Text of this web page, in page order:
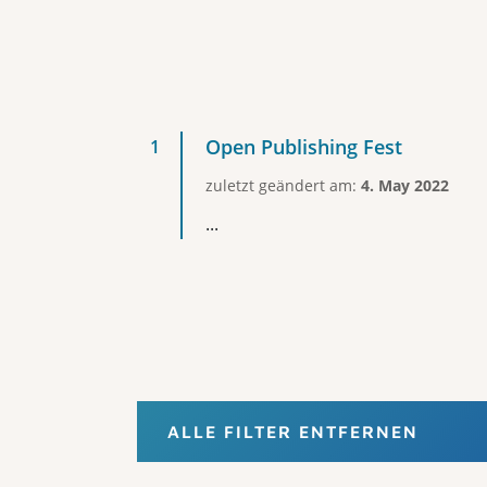
Open Publishing Fest
zuletzt geändert am: 4. May 2022
...
ALLE FILTER ENTFERNEN